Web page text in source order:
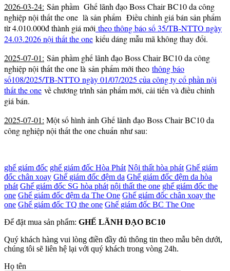
2026-03-24: Sản phầm Ghế lãnh đạo Boss Chair BC10 da công
nghiệp nội thất the one là sản phẩm Điều chỉnh giá bán sản phẩm
từ 4.010.000đ thành giá mới theo thông báo số 35/TB-NTTO ngày
24.03.2026 nội thất the one kiểu dáng mẫu mã không thay đổi.
2025-07-01: Sản phầm ghế lãnh đạo Boss Chair BC10 da công
nghiệp nội thất the one là sản phẩm mới theo thông báo
số108/2025/TB-NTTO ngày 01/07/2025 của công ty cổ phần nội
thất the one về chương trình sản phẩm mới, cải tiến và điều chỉnh
giá bán.
2025-07-01: Một số hình ảnh Ghế lãnh đạo Boss Chair BC10 da
công nghiệp nội thất the one chuẩn như sau:
ghế giám đốc ghế giám đốc Hòa Phát Nội thất hòa phát Ghế giám
đốc chân xoay Ghế giám đốc đệm da Ghế giám đốc đệm da hòa
phát Ghế giám đốc SG hòa phát nội thất the one ghế giám đốc the
one Ghế giám đốc đệm da The One Ghế giám đốc chân xoay the
one Ghế giám đốc TQ the one Ghế giám đốc BC The One
Để đặt mua sản phẩm: GHẾ LÃNH ĐẠO BC10
Quý khách hàng vui lòng điền đầy đủ thông tin theo mẫu bên dưới,
chúng tôi sẽ liên hệ lại với quý khách trong vòng 24h.
Họ tên